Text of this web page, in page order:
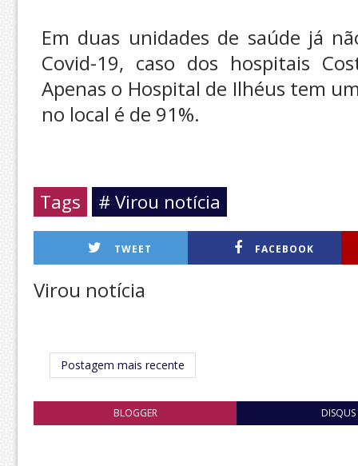
Em duas unidades de saúde já
Covid-19, caso dos hospitais
Apenas o Hospital de Ilhéus tem
no local é de 91%.
Tags # Virou notícia
TWEET FACEBOOK
Virou notícia
Postagem mais recente
BLOGGER DISQUS